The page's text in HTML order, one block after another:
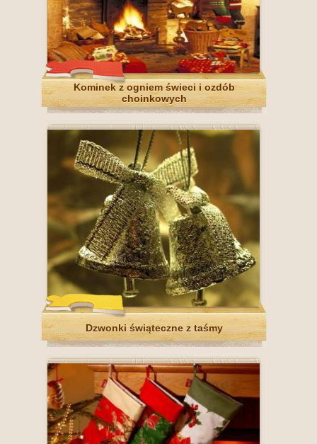
Kominek z ogniem świeci i ozdób
choinkowych
Dzwonki świąteczne z taśmy